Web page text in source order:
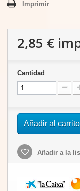
Imprimir
2,85 €
Cantidad
Añadir al carrito
Añadir a la